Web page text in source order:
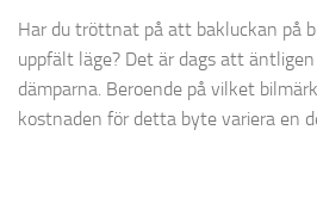
Har du tröttnat på att bakluckan på
uppfält läge? Det är dags att
dämparna. Beroende på vilket
kostnaden för detta byte variera en